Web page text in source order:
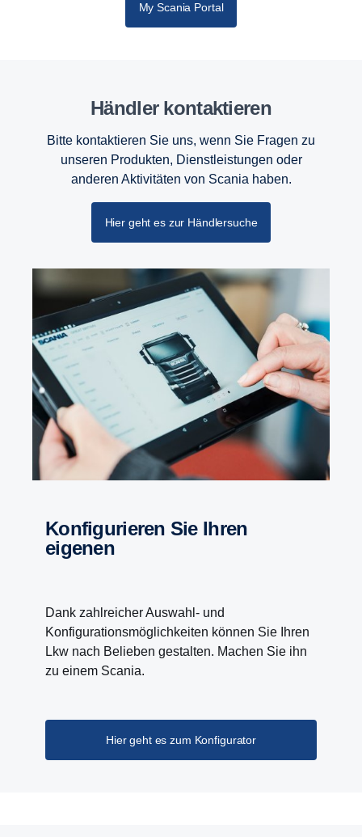
My Scania Portal
Händler kontaktieren
Bitte kontaktieren Sie uns, wenn Sie Fragen zu
unseren Produkten, Dienstleistungen oder
anderen Aktivitäten von Scania haben.
Hier geht es zur Händlersuche
Konfigurieren Sie Ihren
eigenen
Dank zahlreicher Auswahl- und
Konfigurationsmöglichkeiten können Sie Ihren
Lkw nach Belieben gestalten. Machen Sie ihn
zu einem Scania.
Hier geht es zum Konfigurator